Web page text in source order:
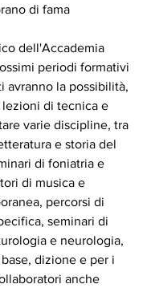
di fama
dell'Accademia
periodi formativi
avranno la possibilità,
di tecnica e
varie discipline, tra
e storia del
di foniatria e
di musica e
percorsi di
seminari di
e neurologia,
dizione e per i
anche